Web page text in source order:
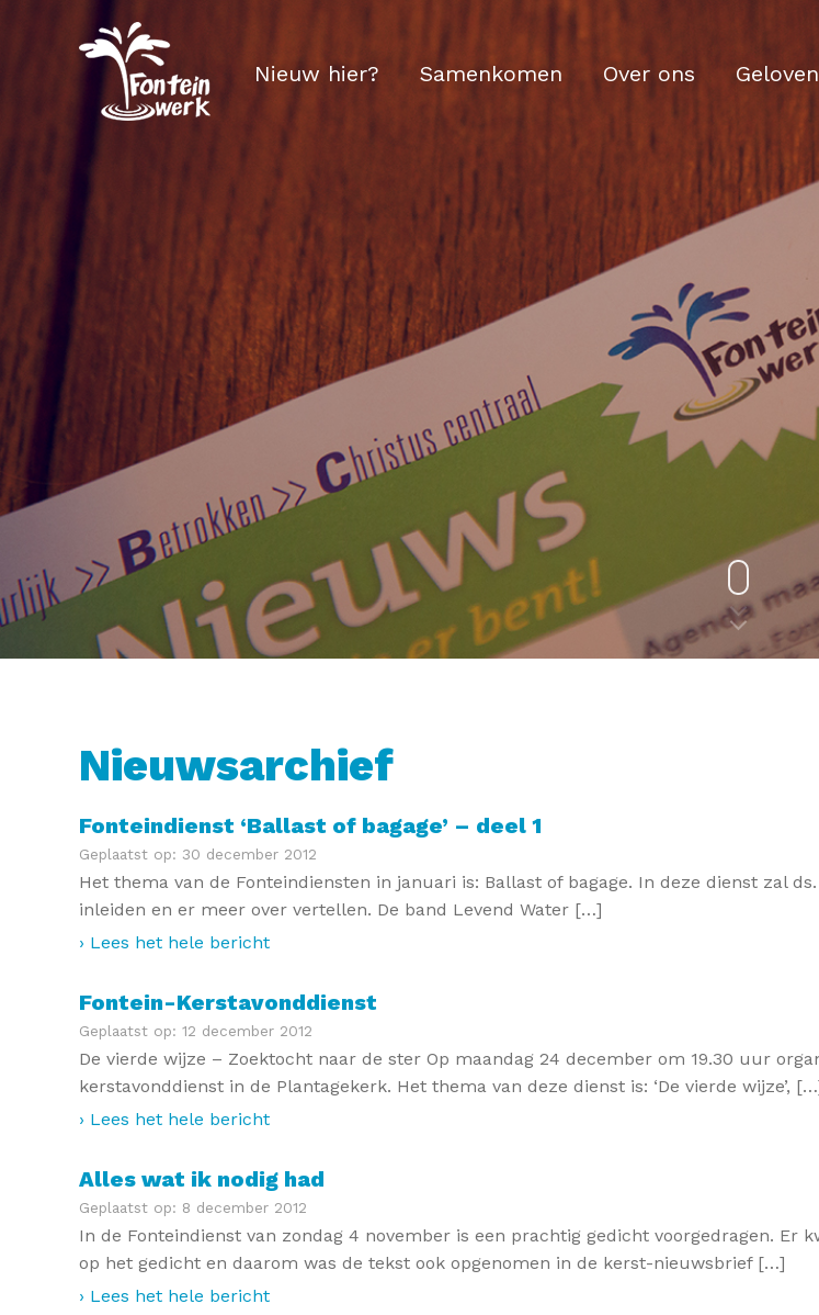
Nieuw hier? Samenkomen Over ons
Nieuwsarchief
Fonteindienst ‘Ballast of bagage’ – deel 1
Geplaatst op: 30 december 2012
Het thema van de Fonteindiensten in januari is: Ballast of bagage. In deze dienst zal
inleiden en er meer over vertellen. De band Levend Water […]
› Lees het hele bericht
Fontein-Kerstavonddienst
Geplaatst op: 12 december 2012
De vierde wijze – Zoektocht naar de ster Op maandag 24 december om 19.30 uur
kerstavonddienst in de Plantagekerk. Het thema van deze dienst is: ‘De vierde wijze’,
› Lees het hele bericht
Alles wat ik nodig had
Geplaatst op: 8 december 2012
In de Fonteindienst van zondag 4 november is een prachtig gedicht voorgedragen. Er
op het gedicht en daarom was de tekst ook opgenomen in de kerst-nieuwsbrief […]
› Lees het hele bericht